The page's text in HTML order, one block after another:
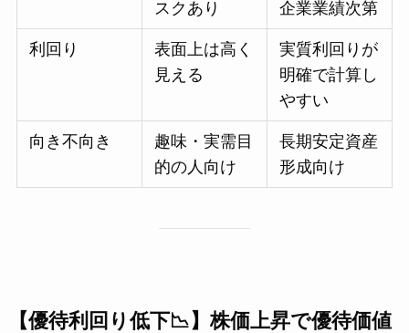
スクあり
企業業績次第
利回り
表面上は高く
見える
実質利回りが
明確で計算し
やすい
向き不向き
趣味・実需目
的の人向け
長期安定資産
形成向け
【優待利回り低下📉】株価上昇で優待価値